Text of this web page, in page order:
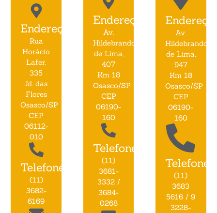
Endereço:
Av.
Hildebrando
de Lima,
947
Km 18
Osasco/SP
CEP
06190-
160
Telefone:
(11)
3683
5616 / 9
3228-
Endereço:
Av.
Hildebrando
de Lima,
407
Km 18
Osasco/SP
CEP
06190-
160
Telefone:
(11)
3681-
3332 /
3684-
0268
Endereço:
Rua
Horácio
Lafer,
335
Jd. das
Flores
Osasco/SP
CEP
06112-
010
Telefone:
(11)
3682-
6169